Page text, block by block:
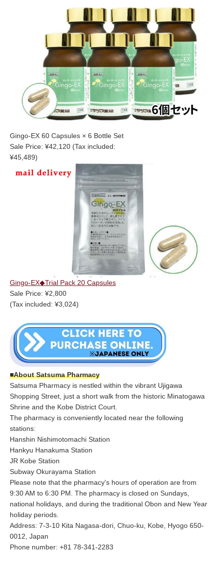
Gingo-EX 60 Capsules × 6 Bottle Set
Sale Price: ¥42,120 (Tax included:
¥45,489)
Gingo-EX◆Trial Pack 20 Capsules
Sale Price: ¥2,800
(Tax included: ¥3,024)
■About Satsuma Pharmacy
Satsuma Pharmacy is nestled within the vibrant Ujigawa
Shopping Street, just a short walk from the historic Minatogawa
Shrine and the Kobe District Court.
The pharmacy is conveniently located near the following
stations:
Hanshin Nishimotomachi Station
Hankyu Hanakuma Station
JR Kobe Station
Subway Okurayama Station
Please note that the pharmacy's hours of operation are from
9:30 AM to 6:30 PM. The pharmacy is closed on Sundays,
national holidays, and during the traditional Obon and New Year
holiday periods.
Address: 7-3-10 Kita Nagasa-dori, Chuo-ku, Kobe, Hyogo 650-
0012, Japan
Phone number: +81 78-341-2283